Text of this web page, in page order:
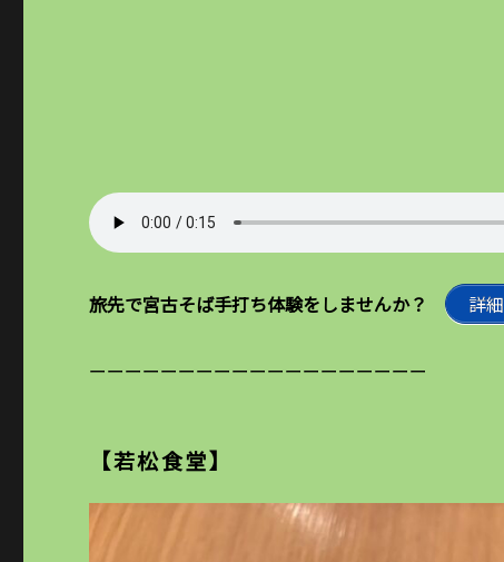
旅先で宮古そば手打ち体験をしませんか？ 詳
ーーーーーーーーーーーーーーーーーーー
【若松食堂】